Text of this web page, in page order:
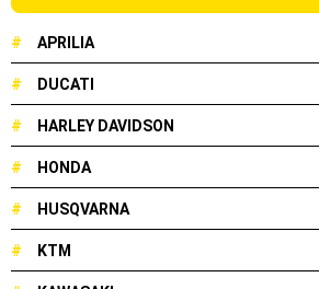
# APRILIA
# DUCATI
# HARLEY DAVIDSON
# HONDA
# HUSQVARNA
# KTM